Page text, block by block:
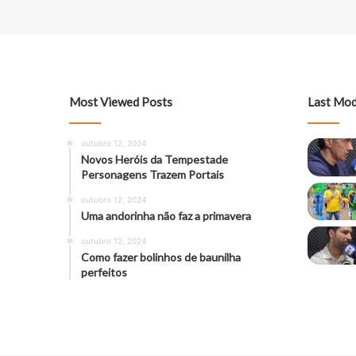
Most Viewed Posts
outubro 12, 2024
Novos Heróis da Tempestade
Personagens Trazem Portais
outubro 12, 2024
Uma andorinha não faz a primavera
outubro 12, 2024
Como fazer bolinhos de baunilha
perfeitos
Last